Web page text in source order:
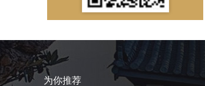
为你推荐